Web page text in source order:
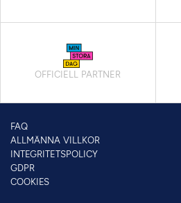
OFFICIELL PARTNER
FAQ
ALLMÄNNA VILLKOR
INTEGRITETSPOLICY
GDPR
COOKIES